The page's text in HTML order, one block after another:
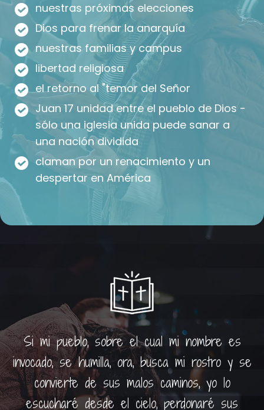
nuestras próximas elecciones
Dios para frenar la anarquía
nuestras familias y campus
libertad religiosa
el retorno al "temor del Señor
Juan 17 unidad entre el pueblo de Dios -
sólo una iglesia unida puede sanar a
una nación dividida
claman por un renacimiento y un
despertar en América
Si mi pueblo, sobre el cual mi nombre es
invocado, se humilla, ora, busca mi rostro y se
convierte de sus malos caminos, yo lo
escucharé desde el cielo, perdonaré sus